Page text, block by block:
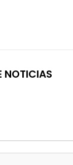
NOTICIAS